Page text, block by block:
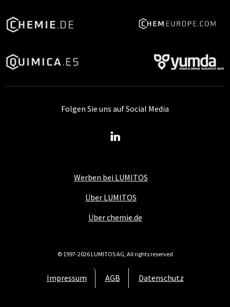
Werben bei LUMITOS
Über LUMITOS
Über chemie.de
Impressum AGB Datenschutz
Folgen Sie uns auf Social Media
© 1997-2026 LUMITOS AG, All rights reserved